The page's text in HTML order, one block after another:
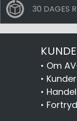
30 DAGES
• Om
•
•
•